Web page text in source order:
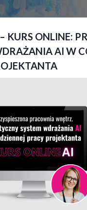
KURS ONLINE:
AI W